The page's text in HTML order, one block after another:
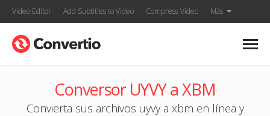
Video Editor Add Subtitles to Video Compress Video Más
Conversor UYVY a XBM
Convierta sus archivos uyvy a xbm en línea y